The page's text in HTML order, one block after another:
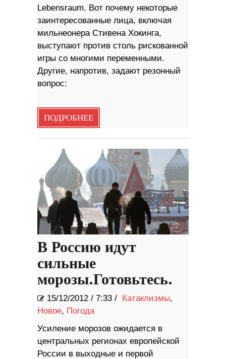
Lebensraum. Вот почему некоторые
заинтересованные лица, включая
мильнеонера Стивена Хокинга,
выступают против столь рискованной
игры со многими переменными.
Другие, напротив, задают резонный
вопрос:
ПОДРОБНЕЕ
В Россию идут
сильные
морозы.Готовьтесь.
15/12/2012 / 7:33 / Катаклизмы,
Новое, Погода
Усиление морозов ожидается в
центральных регионах европейской
России в выходные и первой